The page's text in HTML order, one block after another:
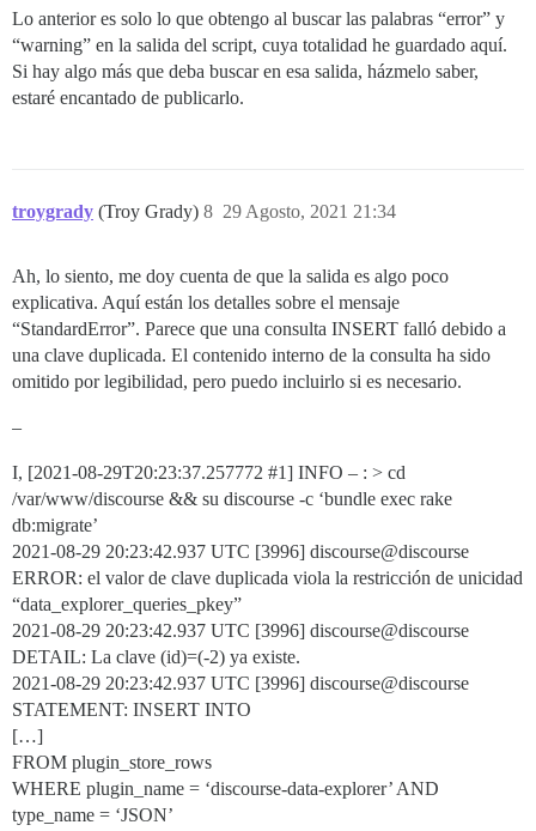
Lo anterior es solo lo que obtengo al buscar las palabras “error” y
“warning” en la salida del script, cuya totalidad he guardado aquí.
Si hay algo más que deba buscar en esa salida, házmelo saber,
estaré encantado de publicarlo.
troygrady (Troy Grady) 29 Agosto, 2021 21:34
8
Ah, lo siento, me doy cuenta de que la salida es algo poco
explicativa. Aquí están los detalles sobre el mensaje
“StandardError”. Parece que una consulta INSERT falló debido a
una clave duplicada. El contenido interno de la consulta ha sido
omitido por legibilidad, pero puedo incluirlo si es necesario.
–
I, [2021-08-29T20:23:37.257772 #1] INFO – : > cd
/var/www/discourse && su discourse -c ‘bundle exec rake
db:migrate’
2021-08-29 20:23:42.937 UTC [3996] discourse@discourse
ERROR: el valor de clave duplicada viola la restricción de unicidad
“data_explorer_queries_pkey”
2021-08-29 20:23:42.937 UTC [3996] discourse@discourse
DETAIL: La clave (id)=(-2) ya existe.
2021-08-29 20:23:42.937 UTC [3996] discourse@discourse
STATEMENT: INSERT INTO
[…]
FROM plugin_store_rows
WHERE plugin_name = ‘discourse-data-explorer’ AND
type_name = ‘JSON’